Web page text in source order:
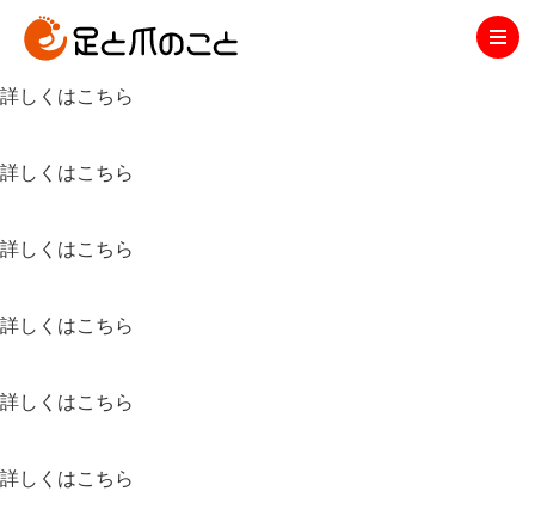
取扱商品
詳しくはこちら
詳しくはこちら
詳しくはこちら
詳しくはこちら
詳しくはこちら
詳しくはこちら